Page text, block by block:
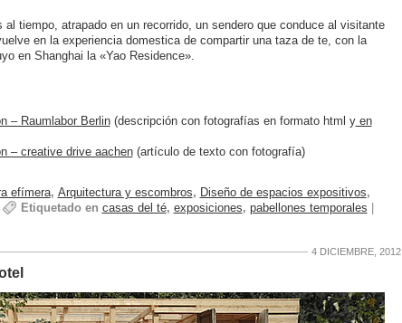
al tiempo, atrapado en un recorrido, un sendero que conduce al visitante
en la experiencia domestica de compartir una taza de te, con la
en Shanghai la «Yao Residence».
– Raumlabor Berlin(descripción con fotografías en formato html yen
– creative drive aachen(artículo de texto con fotografía)
efímera, Arquitectura y escombros, Diseño de espacios expositivos,
Etiquetado en casas del té, exposiciones, pabellones temporales
4 DICIEMBRE, 2012